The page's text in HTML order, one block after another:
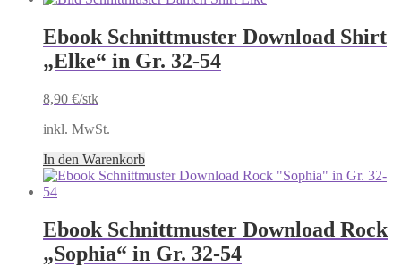
Ebook Schnittmuster Download Shirt
„Elke“ in Gr. 32-54
8,90 €/stk
inkl. MwSt.
In den Warenkorb
Ebook Schnittmuster Download Rock
„Sophia“ in Gr. 32-54